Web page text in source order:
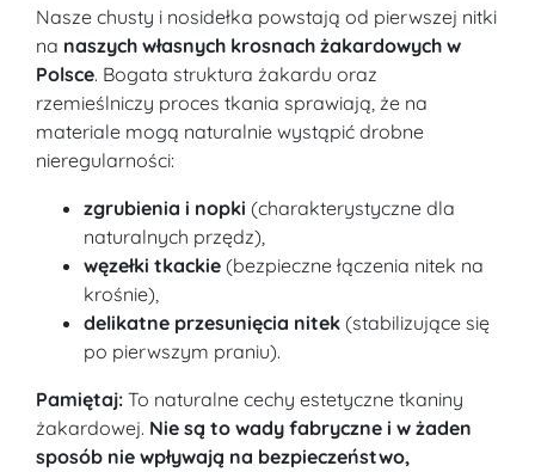
Nasze chusty i nosidełka powstają od pierwszej nitki
na naszych własnych krosnach żakardowych w
Polsce. Bogata struktura żakardu oraz
rzemieślniczy proces tkania sprawiają, że na
materiale mogą naturalnie wystąpić drobne
nieregularności:
zgrubienia i nopki (charakterystyczne dla
naturalnych przędz),
węzełki tkackie (bezpieczne łączenia nitek na
krośnie),
delikatne przesunięcia nitek (stabilizujące się
po pierwszym praniu).
Pamiętaj: To naturalne cechy estetyczne tkaniny
żakardowej. Nie są to wady fabryczne i w żaden
sposób nie wpływają na bezpieczeństwo,